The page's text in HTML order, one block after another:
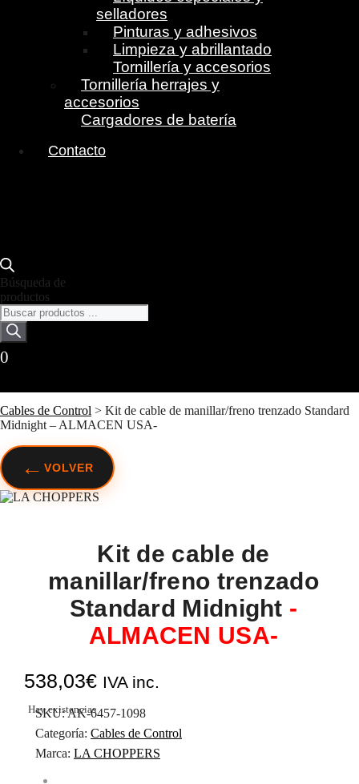
Cables de Control > Kit de cable de manillar/freno trenzado Standard
Midnight – ALMACEN USA-
selladores
Pinturas y adhesivos
Limpieza y abrillantado
Tornillería y accesorios
Tornillería herrajes y
accesorios
Cargadores de batería
Contacto
Búsqueda de
productos
0
← VOLVER
Kit de cable de
manillar/freno trenzado
Standard Midnight -
ALMACEN USA-
538,03€ IVA inc.
Hay existencias
SKU:AK-6457-1098
Categoría: Cables de Control
Marca: LA CHOPPERS